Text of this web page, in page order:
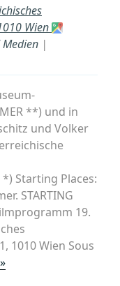
Wien
Medien |
**) und in
und Volker
Starting Places:
STARTING
19.
1010 Wien Sous
„Viennale-